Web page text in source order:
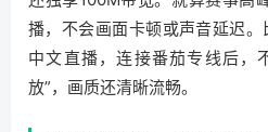
播，不会画面卡顿或声音延迟
中文直播，连接番茄专线后，
放”，画质还清晰流畅。